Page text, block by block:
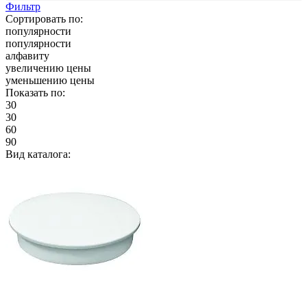
Фильтр
Сортировать по:
популярности
популярности
алфавиту
увеличению цены
уменьшению цены
Показать по:
30
30
60
90
Вид каталога: